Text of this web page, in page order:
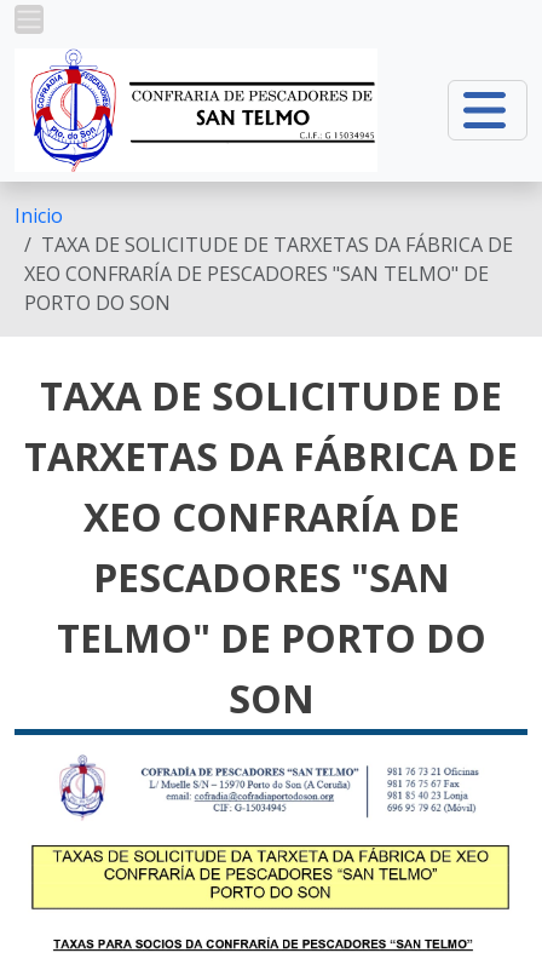
Pasar al contenido principal
Inicio
TAXA DE SOLICITUDE DE TARXETAS DA FÁBRICA DE
XEO CONFRARÍA DE PESCADORES "SAN TELMO" DE
PORTO DO SON
TAXA DE SOLICITUDE DE
TARXETAS DA FÁBRICA DE
XEO CONFRARÍA DE
PESCADORES "SAN
TELMO" DE PORTO DO
SON